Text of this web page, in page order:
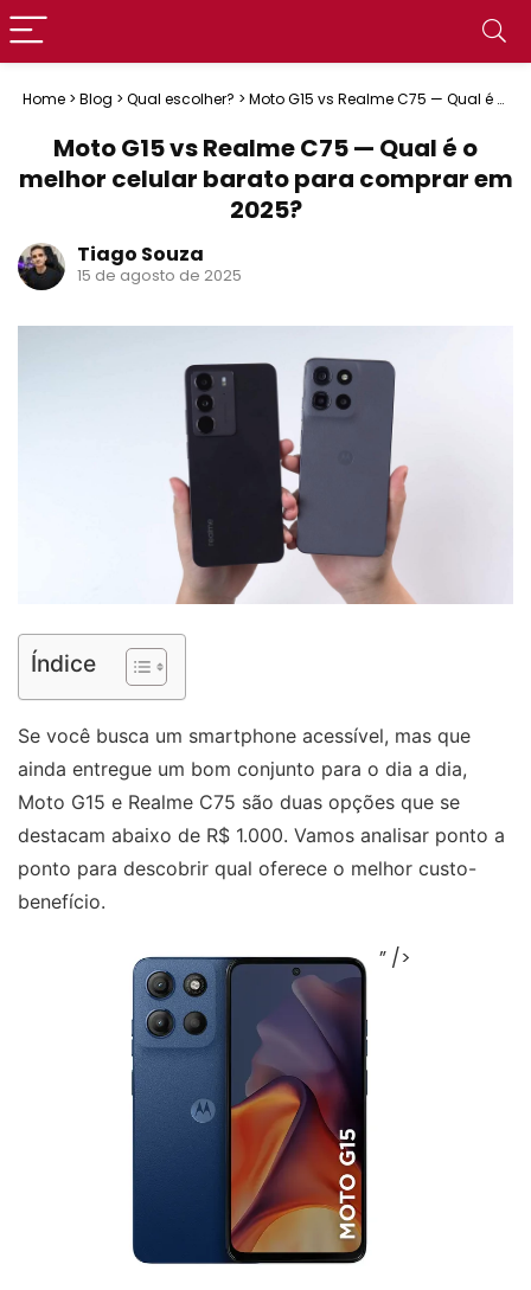
Home > Blog > Qual escolher? > Moto G15 vs Realme C75 — Qual é o
Moto G15 vs Realme C75 — Qual é o
melhor celular barato para comprar em
2025?
Tiago Souza
15 de agosto de 2025
Índice
Se você busca um smartphone acessível, mas que
ainda entregue um bom conjunto para o dia a dia,
Moto G15 e Realme C75 são duas opções que se
destacam abaixo de R$ 1.000. Vamos analisar ponto a
ponto para descobrir qual oferece o melhor custo-
benefício.
” />